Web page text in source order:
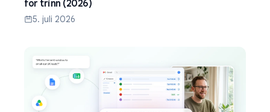
for trinn (2026)
5. juli 2026